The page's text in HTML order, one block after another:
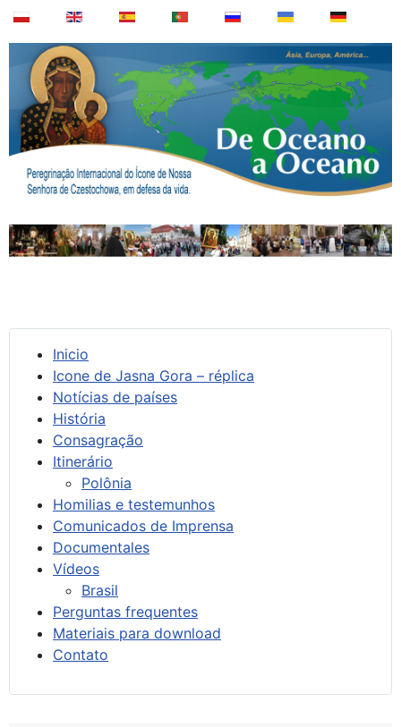
Inicio
Icone de Jasna Gora – réplica
Notícias de países
História
Consagração
Itinerário
Polônia
Homilias e testemunhos
Comunicados de Imprensa
Documentales
Vídeos
Brasil
Perguntas frequentes
Materiais para download
Contato